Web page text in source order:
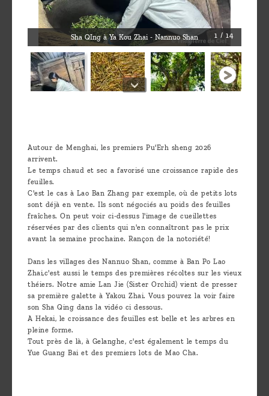
Sha QIng à Ya Kou Zhai - Nannuo Shan 1 / 14
Autour de Menghai, les premiers Pu'Erh sheng 2026
arrivent.
Le temps chaud et sec a favorisé une croissance rapide des
feuilles.
C'est le cas à Lao Ban Zhang par exemple, où de petits lots
sont déjà en vente. Ils sont négociés au poids des feuilles
fraîches. On peut voir ci-dessus l'image de cueillettes
réservées par des clients qui n'en connaîtront pas le prix
avant la semaine prochaine. Rançon de la notoriété!
Dans les villages des Nannuo Shan, comme à Ban Po Lao
Zhai,c'est aussi le temps des premières récoltes sur les vieux
théiers. Notre amie Lan Jie (Sister Orchid) vient de presser
sa première galette à Yakou Zhai. Vous pouvez la voir faire
son Sha Qing dans la vidéo ci dessous.
A Hekai, le croissance des feuilles est belle et les arbres en
pleine forme.
Tout près de là, à Gelanghe, c'est également le temps du
Yue Guang Bai et des premiers lots de Mao Cha.